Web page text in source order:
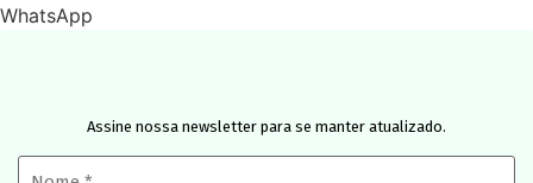
WhatsApp
Assine nossa newsletter para se manter atualizado.